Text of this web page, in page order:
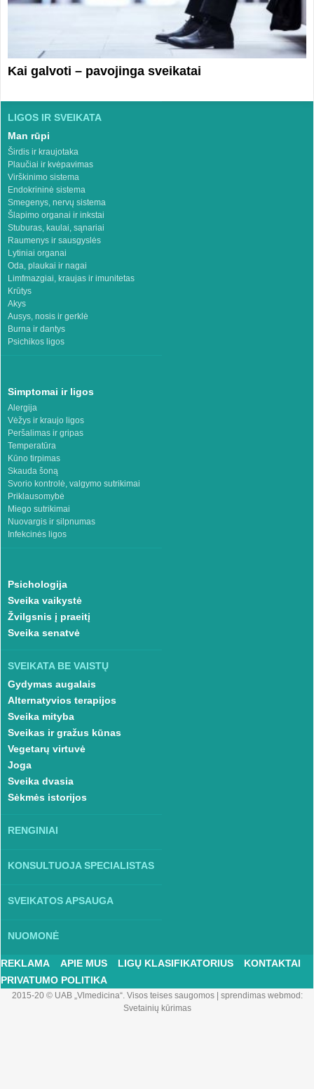
Kai galvoti – pavojinga sveikatai
LIGOS IR SVEIKATA
Man rūpi
Širdis ir kraujotaka
Plaučiai ir kvėpavimas
Virškinimo sistema
Endokrininė sistema
Smegenys, nervų sistema
Šlapimo organai ir inkstai
Stuburas, kaulai, sąnariai
Raumenys ir sausgyslės
Lytiniai organai
Oda, plaukai ir nagai
Limfmazgiai, kraujas ir imunitetas
Krūtys
Akys
Ausys, nosis ir gerklė
Burna ir dantys
Psichikos ligos
Simptomai ir ligos
Alergija
Vėžys ir kraujo ligos
Peršalimas ir gripas
Temperatūra
Kūno tirpimas
Skauda šoną
Svorio kontrolė, valgymo sutrikimai
Priklausomybė
Miego sutrikimai
Nuovargis ir silpnumas
Infekcinės ligos
Psichologija
Sveika vaikystė
Žvilgsnis į praeitį
Sveika senatvė
SVEIKATA BE VAISTŲ
Gydymas augalais
Alternatyvios terapijos
Sveika mityba
Sveikas ir gražus kūnas
Vegetarų virtuvė
Joga
Sveika dvasia
Sėkmės istorijos
RENGINIAI
KONSULTUOJA SPECIALISTAS
SVEIKATOS APSAUGA
NUOMONĖ
REKLAMA APIE MUS LIGŲ KLASIFIKATORIUS
KONTAKTAI
PRIVATUMO POLITIKA
2015-20 © UAB „Vlmedicina“. Visos teises saugomos| sprendimas webmod:
Svetainių kūrimas